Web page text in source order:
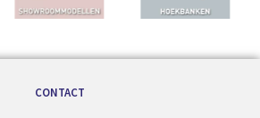
CONTACT